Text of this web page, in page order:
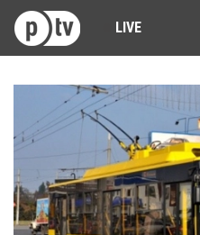
LIVE